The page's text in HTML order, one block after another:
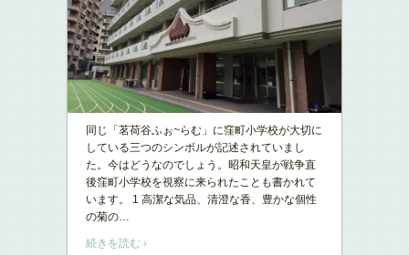
同じ「茗荷谷ふぉ~らむ」に窪町小学校が大切に
している三つのシンボルが記述されていまし
た。今はどうなのでしょう。昭和天皇が戦争直
後窪町小学校を視察に来られたことも書かれて
います。 1 高潔な気品、清澄な香、豊かな個性
の菊の…
続きを読む ›